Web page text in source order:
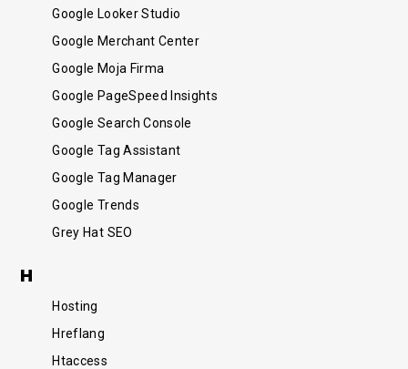
Google Looker Studio
Google Merchant Center
Google Moja Firma
Google PageSpeed Insights
Google Search Console
Google Tag Assistant
Google Tag Manager
Google Trends
Grey Hat SEO
H
Hosting
Hreflang
Htaccess